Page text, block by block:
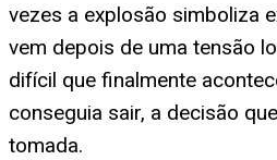
vezes a explosão simboliza
vem depois de uma tensão
difícil que finalmente
conseguia sair, a decisão
tomada.